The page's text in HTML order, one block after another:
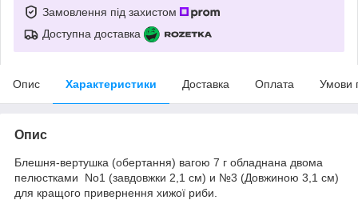
Замовлення під захистом
Доступна доставка
Опис Характеристики Доставка Оплата Умови
Опис
Блешня-вертушка (обертання) вагою 7 г обладнана двома
пелюстками No1 (завдовжки 2,1 см) и №3 (Довжиною 3,1 см)
для кращого привернення хижої риби.